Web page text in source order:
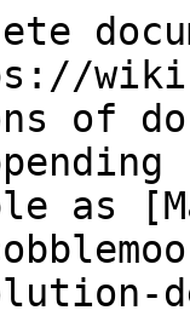
of
as